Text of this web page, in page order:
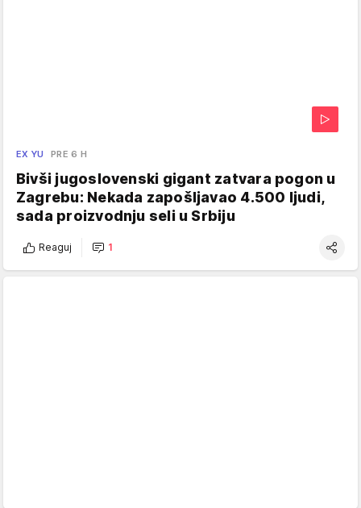
EX YU PRE 6 H
Bivši jugoslovenski gigant zatvara pogon u
Zagrebu: Nekada zapošljavao 4.500 ljudi,
sada proizvodnju seli u Srbiju
Reaguj 1